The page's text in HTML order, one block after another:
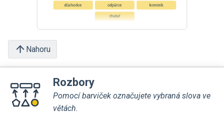
Nahoru
Rozbory
Pomocí barviček označujete vybraná slova ve
větách.